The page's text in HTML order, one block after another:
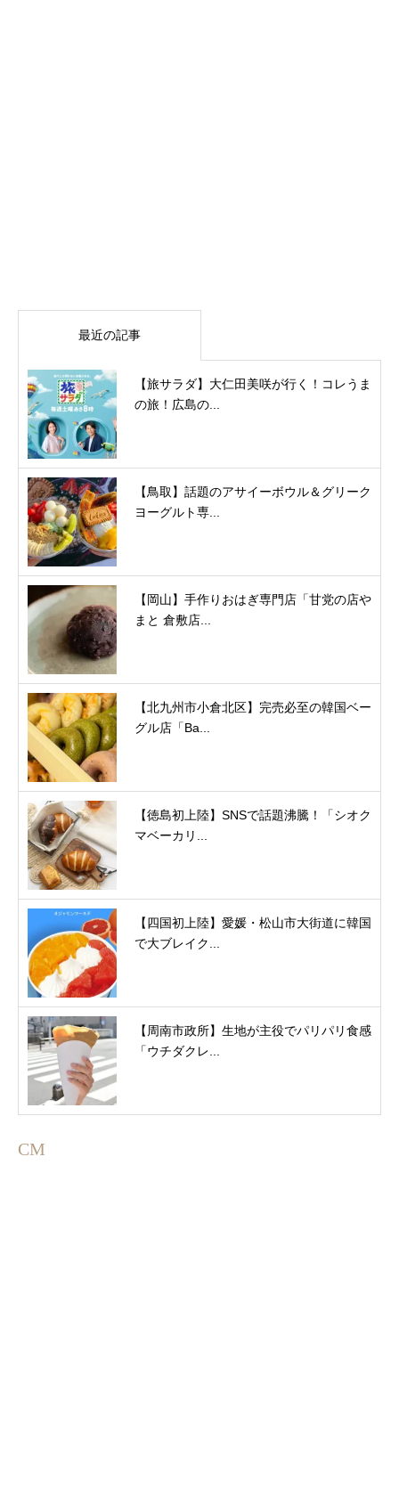
最近の記事
【旅サラダ】大仁田美咲が行く！コレうま
の旅！広島の...
【鳥取】話題のアサイーボウル＆グリーク
ヨーグルト専...
【岡山】手作りおはぎ専門店「甘党の店や
まと 倉敷店...
【北九州市小倉北区】完売必至の韓国ベー
グル店「Ba...
【徳島初上陸】SNSで話題沸騰！「シオク
マベーカリ...
【四国初上陸】愛媛・松山市大街道に韓国
で大ブレイク...
【周南市政所】生地が主役でパリパリ食感
「ウチダクレ...
CM